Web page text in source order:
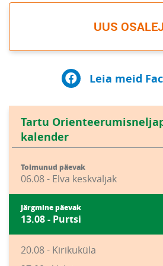
UUS
Leia meid
Tartu
kalender
Toimunud päevak
06.08 - Elva keskväljak
Järgmine päevak
13.08 - Purtsi
20.08 - Kirikuküla